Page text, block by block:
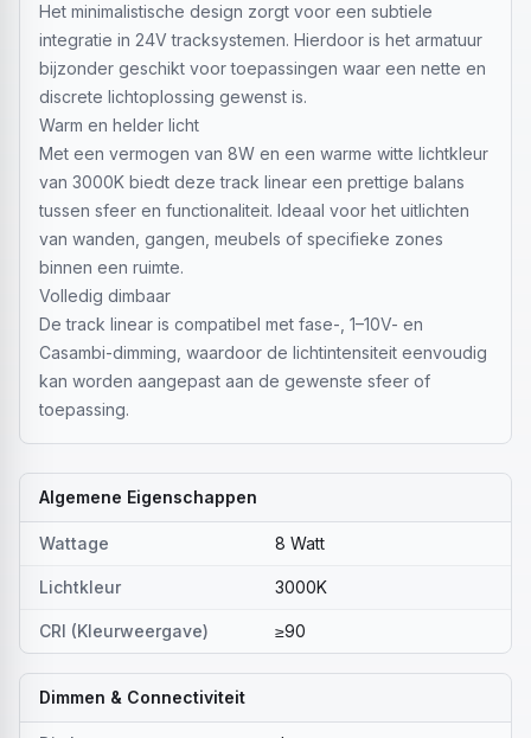
Het minimalistische design zorgt voor een subtiele
integratie in 24V tracksystemen. Hierdoor is het armatuur
bijzonder geschikt voor toepassingen waar een nette en
discrete lichtoplossing gewenst is.
Warm en helder licht
Met een vermogen van 8W en een warme witte lichtkleur
van 3000K biedt deze track linear een prettige balans
tussen sfeer en functionaliteit. Ideaal voor het uitlichten
van wanden, gangen, meubels of specifieke zones
binnen een ruimte.
Volledig dimbaar
De track linear is compatibel met fase-, 1–10V- en
Casambi-dimming, waardoor de lichtintensiteit eenvoudig
kan worden aangepast aan de gewenste sfeer of
toepassing.
Algemene Eigenschappen
Wattage 8 Watt
Lichtkleur 3000K
CRI (Kleurweergave) ≥90
Dimmen & Connectiviteit